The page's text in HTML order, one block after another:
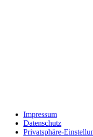
Impressum
Datenschutz
Privatsphäre-